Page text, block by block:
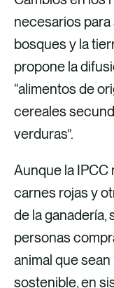
necesarios
bosques y la
propone la
“alimentos de
cereales
verduras”.
Aunque la
carnes rojas y
de la ganadería,
personas
animal que
sostenible, en